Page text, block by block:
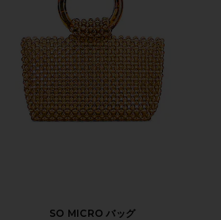
SO MICRO バッグ